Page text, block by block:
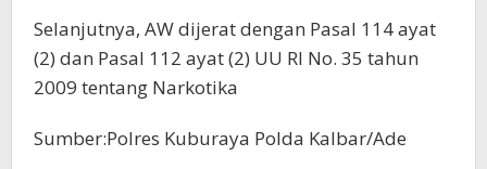
Selanjutnya, AW dijerat dengan Pasal 114 ayat
(2) dan Pasal 112 ayat (2) UU RI No. 35 tahun
2009 tentang Narkotika
Sumber:Polres Kuburaya Polda Kalbar/Ade